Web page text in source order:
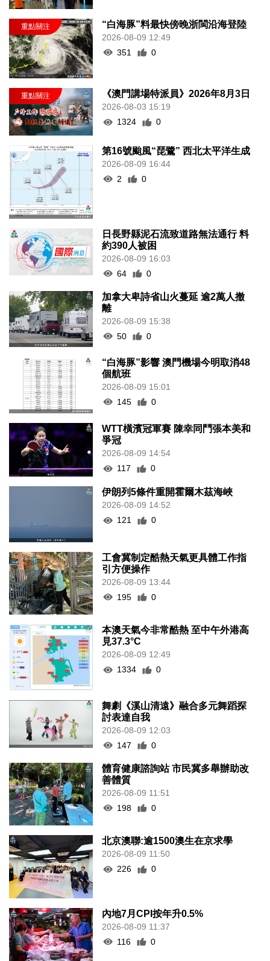
“白海豚”料最快傍晚浙閩沿海登陸
2026-08-09 12:49
351
0
《澳門講場特派員》2026年8月3日
2026-08-03 15:19
1324
0
第16號颱風“琵鷺” 西北太平洋生成
2026-08-09 16:44
2
0
日長野縣泥石流致道路無法通行 料
約390人被困
2026-08-09 16:03
64
0
加拿大卑詩省山火蔓延 逾2萬人撤
離
2026-08-09 15:38
50
0
“白海豚”影響 澳門機場今明取消48
個航班
2026-08-09 15:01
145
0
WTT橫濱冠軍賽 陳幸同鬥張本美和
爭冠
2026-08-09 14:54
117
0
伊朗列5條件重開霍爾木茲海峽
2026-08-09 14:52
121
0
工會冀制定酷熱天氣更具體工作指
引方便操作
2026-08-09 13:44
195
0
本澳天氣今非常酷熱 至中午外港高
見37.3°C
2026-08-09 12:49
1334
0
舞劇《溪山清遠》融合多元舞蹈探
討表達自我
2026-08-09 12:03
147
0
體育健康諮詢站 市民冀多舉辦助改
善體質
2026-08-09 11:51
198
0
北京澳聯:逾1500澳生在京求學
2026-08-09 11:50
226
0
內地7月CPI按年升0.5%
2026-08-09 11:37
116
0